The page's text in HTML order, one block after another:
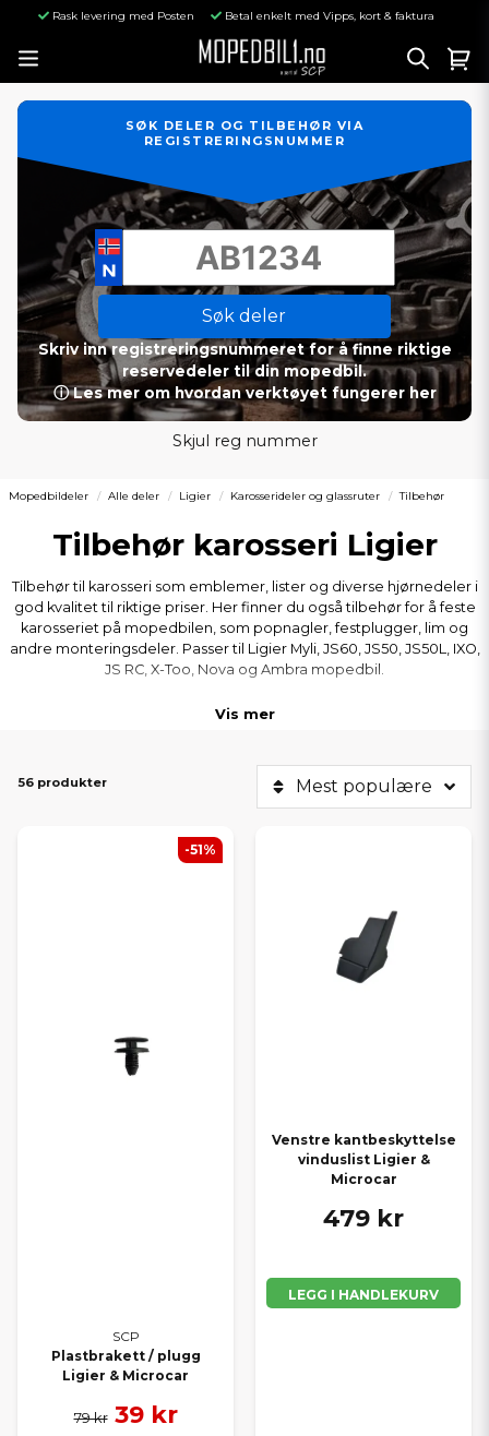
Rask levering med Posten Betal enkelt med Vipps, kort & faktura
SØK DELER OG TILBEHØR VIA
REGISTRERINGSNUMMER
Søk deler
Skriv inn registreringsnummeret for å finne riktige
reservedeler til din mopedbil.
ⓘ Les mer om hvordan verktøyet fungerer her
Skjul reg nummer
Mopedbildeler Alle deler Ligier Karosserideler og glassruter Tilbehør
Tilbehør karosseri Ligier
Tilbehør til karosseri som emblemer, lister og diverse hjørnedeler i
god kvalitet til riktige priser. Her finner du også tilbehør for å feste
karosseriet på mopedbilen, som popnagler, festplugger, lim og
andre monteringsdeler. Passer til Ligier Myli, JS60, JS50, JS50L, IXO,
JS RC, X-Too, Nova og Ambra mopedbil.
Vis mer
56 produkter Mest populære
SCP
Plastbrakett / plugg
Ligier & Microcar
79 kr 39 kr
-51%
Venstre kantbeskyttelse
vinduslist Ligier &
Microcar
479 kr
LEGG I HANDLEKURV